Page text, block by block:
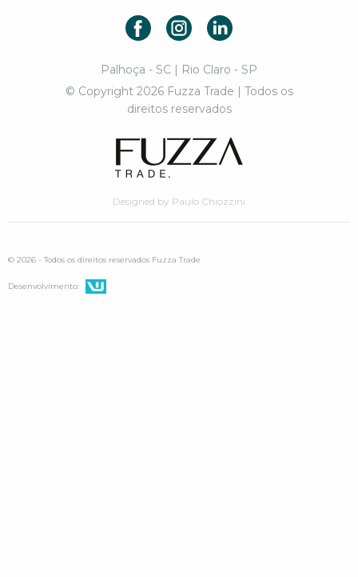
Designed by Paulo Chiozzini
Palhoça - SC | Rio Claro - SP
© Copyright 2026 Fuzza Trade | Todos os
direitos reservados
FacebookInstagram
© 2026 - Todos os direitos reservados Fuzza Trade
Desenvolvimento: